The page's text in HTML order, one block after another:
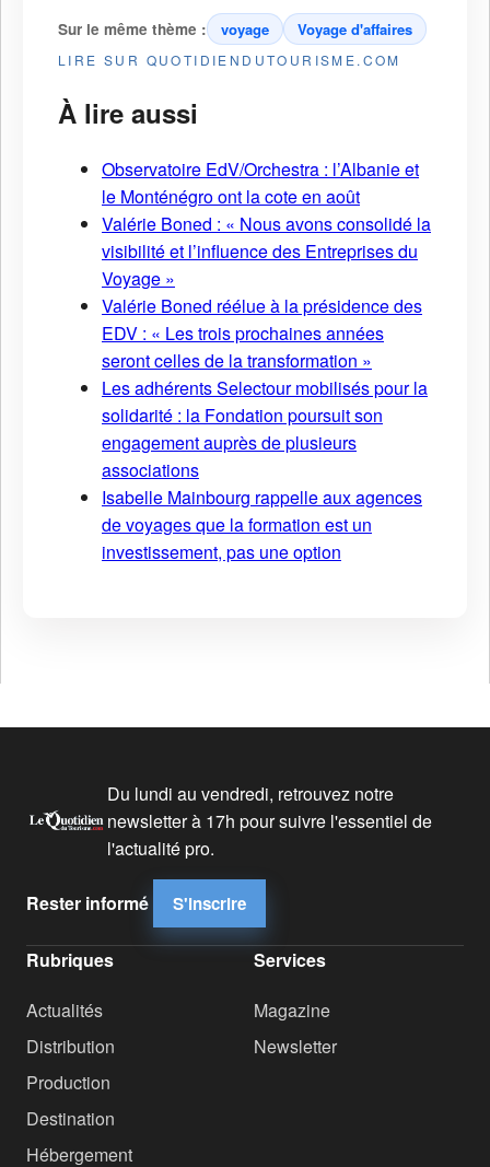
Sur le même thème : voyage Voyage d'affaires
LIRE SUR QUOTIDIENDUTOURISME.COM
À lire aussi
Observatoire EdV/Orchestra : l’Albanie et
le Monténégro ont la cote en août
Valérie Boned : « Nous avons consolidé la
visibilité et l’influence des Entreprises du
Voyage »
Valérie Boned réélue à la présidence des
EDV : « Les trois prochaines années
seront celles de la transformation »
Les adhérents Selectour mobilisés pour la
solidarité : la Fondation poursuit son
engagement auprès de plusieurs
associations
Isabelle Mainbourg rappelle aux agences
de voyages que la formation est un
investissement, pas une option
Du lundi au vendredi, retrouvez notre
newsletter à 17h pour suivre l'essentiel de
l'actualité pro.
Rester informé S'inscrire
Rubriques
Actualités
Distribution
Production
Destination
Hébergement
Services
Magazine
Newsletter